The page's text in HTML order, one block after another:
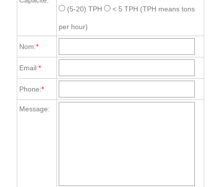
(5-20) TPH < 5 TPH (TPH means tons
per hour)
Nom:*
Email:*
Phone:*
Message: